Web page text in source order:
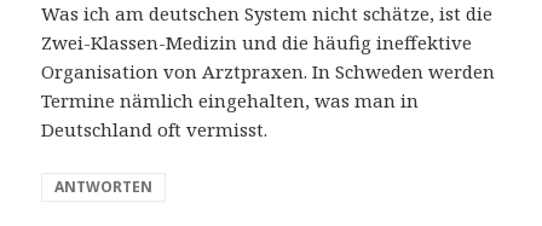
Was ich am deutschen System nicht schätze, ist die
Zwei-Klassen-Medizin und die häufig ineffektive
Organisation von Arztpraxen. In Schweden werden
Termine nämlich eingehalten, was man in
Deutschland oft vermisst.
ANTWORTEN